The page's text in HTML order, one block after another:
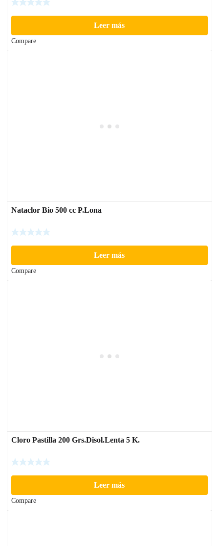
Leer más
Compare
Nataclor Bio 500 cc P.Lona
Leer más
Compare
Cloro Pastilla 200 Grs.Disol.Lenta 5 K.
Leer más
Compare